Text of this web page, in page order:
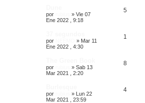
por » Vie 07
Ene 2022 , 9:18
5
por » Mar 11
Ene 2022 , 4:30
1
por » Sab 13
Mar 2021 , 2:20
8
por » Lun 22
Mar 2021 , 23:59
4